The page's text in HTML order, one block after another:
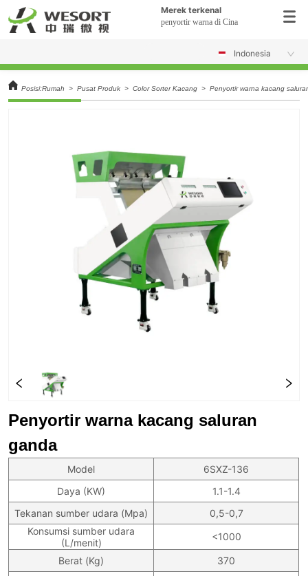
Merek terkenal
penyortir warna di Cina
Indonesia
Posisi:Rumah > Pusat Produk > Color Sorter Kacang > Penyortir warna kacang
Penyortir warna kacang saluran
ganda
Model
6SXZ-136
Daya (KW)
1.1-1.4
Tekanan sumber udara (Mpa)
0,5-0,7
Konsumsi sumber udara
(L/menit)
<1000
Berat (Kg)
370